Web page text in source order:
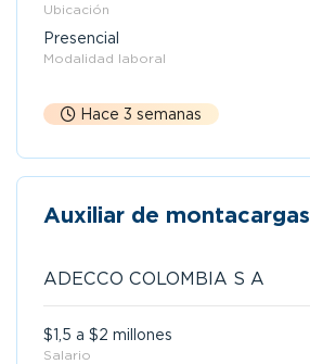
Ubicación
Presencial
Modalidad laboral
Hace 3 semanas
Auxiliar de montacargas
ADECCO COLOMBIA S A
$1,5 a $2 millones
Salario